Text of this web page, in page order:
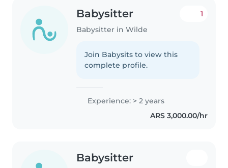
Babysitter
Babysitter in Wilde
1
Join Babysits to view this
complete profile.
Experience: > 2 years
ARS 3,000.00/hr
Babysitter